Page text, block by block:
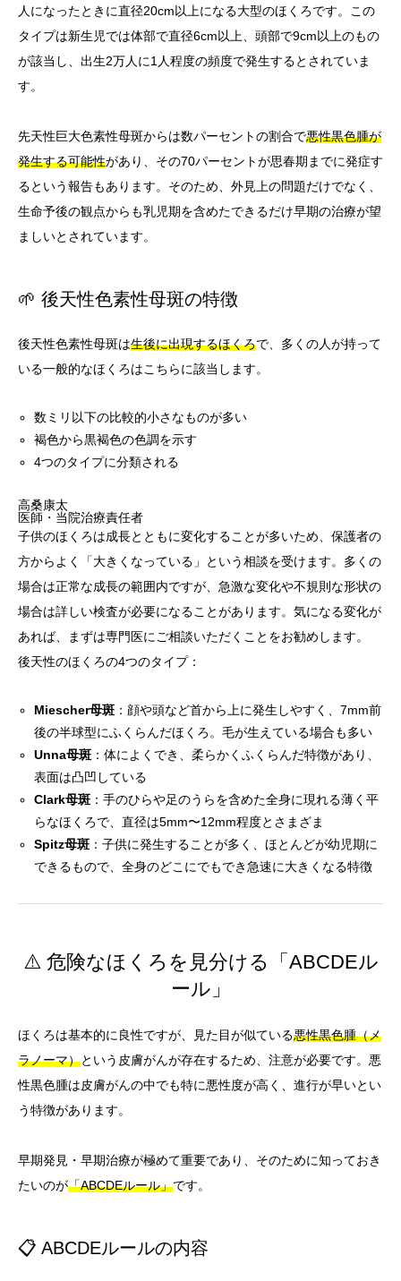
人になったときに直径20cm以上になる大型のほくろです。この
タイプは新生児では体部で直径6cm以上、頭部で9cm以上のもの
が該当し、出生2万人に1人程度の頻度で発生するとされていま
す。
先天性巨大色素性母斑からは数パーセントの割合で悪性黒色腫が
発生する可能性があり、その70パーセントが思春期までに発症す
るという報告もあります。そのため、外見上の問題だけでなく、
生命予後の観点からも乳児期を含めたできるだけ早期の治療が望
ましいとされています。
🌱 後天性色素性母斑の特徴
後天性色素性母斑は生後に出現するほくろで、多くの人が持って
いる一般的なほくろはこちらに該当します。
数ミリ以下の比較的小さなものが多い
褐色から黒褐色の色調を示す
4つのタイプに分類される
高桑康太
医師・当院治療責任者
子供のほくろは成長とともに変化することが多いため、保護者の
方からよく「大きくなっている」という相談を受けます。多くの
場合は正常な成長の範囲内ですが、急激な変化や不規則な形状の
場合は詳しい検査が必要になることがあります。気になる変化が
あれば、まずは専門医にご相談いただくことをお勧めします。
後天性のほくろの4つのタイプ：
Miescher母斑 ：顔や頭など首から上に発生しやすく、7mm前
後の半球型にふくらんだほくろ。毛が生えている場合も多い
Unna母斑 ：体によくでき、柔らかくふくらんだ特徴があり、
表面は凸凹している
Clark母斑 ：手のひらや足のうらを含めた全身に現れる薄く平
らなほくろで、直径は5mm〜12mm程度とさまざま
Spitz母斑 ：子供に発生することが多く、ほとんどが幼児期に
できるもので、全身のどこにでもでき急速に大きくなる特徴
⚠️ 危険なほくろを見分ける「ABCDEル
ール」
ほくろは基本的に良性ですが、見た目が似ている悪性黒色腫（メ
ラノーマ）という皮膚がんが存在するため、注意が必要です。悪
性黒色腫は皮膚がんの中でも特に悪性度が高く、進行が早いとい
う特徴があります。
早期発見・早期治療が極めて重要であり、そのために知っておき
たいのが「ABCDEルール」です。
📋 ABCDEルールの内容